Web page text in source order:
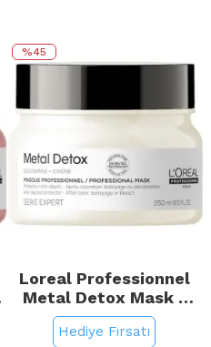
%45
Loreal Professionnel
Metal Detox Mask -
Detoks Etkili Saç
Bakım Maskesi 250ml
Hediye Fırsatı